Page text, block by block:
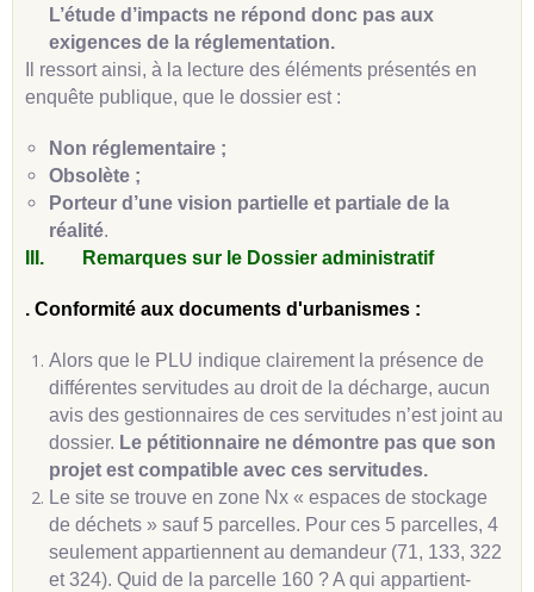
L’étude d’impacts ne répond donc pas aux
exigences de la réglementation.
Il ressort ainsi, à la lecture des éléments présentés en
enquête publique, que le dossier est :
Non réglementaire ;
Obsolète ;
Porteur d’une vision partielle et partiale de la
réalité.
III.
Remarques sur le Dossier administratif
. Conformité aux documents d'urbanismes :
Alors que le PLU indique clairement la présence de
différentes servitudes au droit de la décharge, aucun
avis des gestionnaires de ces servitudes n’est joint au
dossier. Le pétitionnaire ne démontre pas que son
projet est compatible avec ces servitudes.
Le site se trouve en zone Nx « espaces de stockage
de déchets » sauf 5 parcelles. Pour ces 5 parcelles, 4
seulement appartiennent au demandeur (71, 133, 322
et 324). Quid de la parcelle 160 ? A qui appartient-